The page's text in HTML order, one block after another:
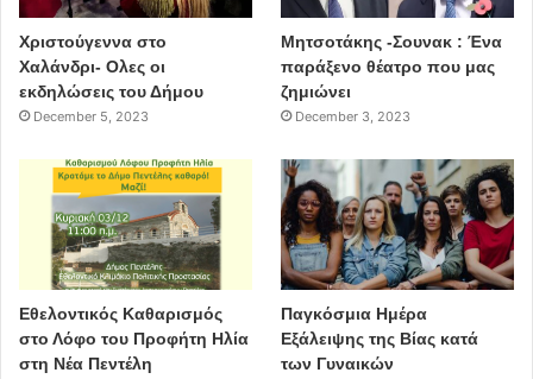
Χριστούγεννα στο
Χαλάνδρι- Ολες οι
εκδηλώσεις του Δήμου
December 5, 2023
Μητσοτάκης -Σουνακ : Ένα
παράξενο θέατρο που μας
ζημιώνει
December 3, 2023
Εθελοντικός Καθαρισμός
στο Λόφο του Προφήτη Ηλία
στη Νέα Πεντέλη
Παγκόσμια Ημέρα
Εξάλειψης της Βίας κατά
των Γυναικών